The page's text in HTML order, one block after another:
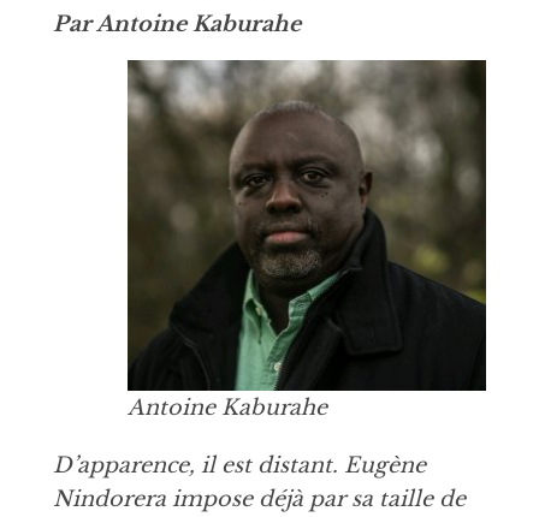
Par Antoine Kaburahe
Antoine Kaburahe
D’apparence, il est distant. Eugène
Nindorera impose déjà par sa taille de